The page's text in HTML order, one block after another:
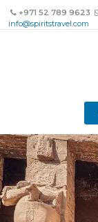
+971 52 789 9623
info@spiritstravel.com